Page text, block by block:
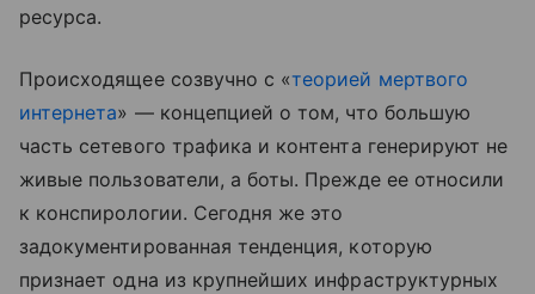
ресурса.
Происходящее созвучно с «теорией мертвого
интернета» — концепцией о том, что большую
часть сетевого трафика и контента генерируют не
живые пользователи, а боты. Прежде ее относили
к конспирологии. Сегодня же это
задокументированная тенденция, которую
признает одна из крупнейших инфраструктурных